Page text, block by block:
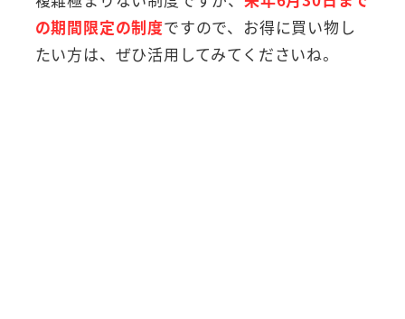
の期間限定の制度ですので、お得に買い物し
たい方は、ぜひ活用してみてくださいね。